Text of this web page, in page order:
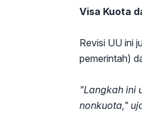
Visa Kuota
Revisi UU ini
pemerintah)
"Langkah ini
nonkuota,"